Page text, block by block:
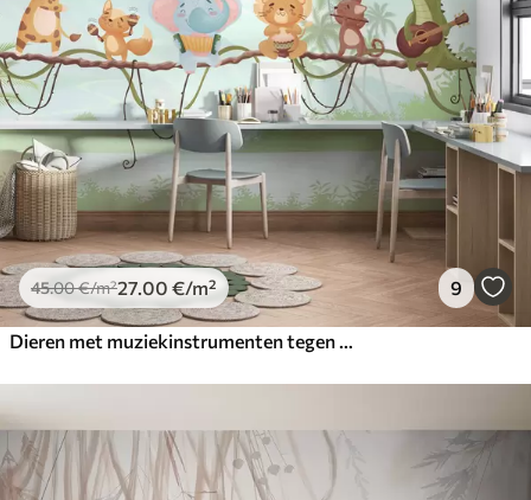
45.00€/m²27 .00 €/m² 9